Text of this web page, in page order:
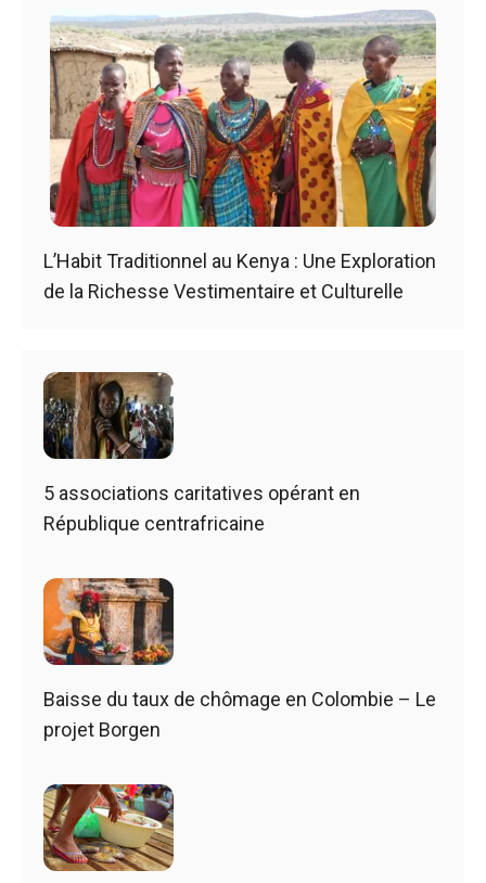
L’Habit Traditionnel au Kenya : Une Exploration
de la Richesse Vestimentaire et Culturelle
5 associations caritatives opérant en
République centrafricaine
Baisse du taux de chômage en Colombie – Le
projet Borgen